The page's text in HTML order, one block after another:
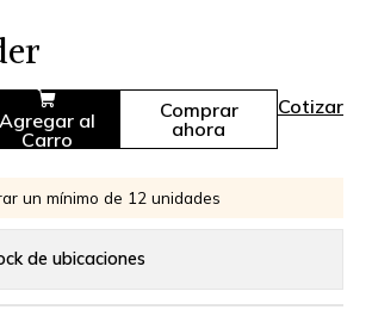
Agregar al
Carro
Comprar
ahora
Cotizar
un mínimo de 12 unidades
de ubicaciones